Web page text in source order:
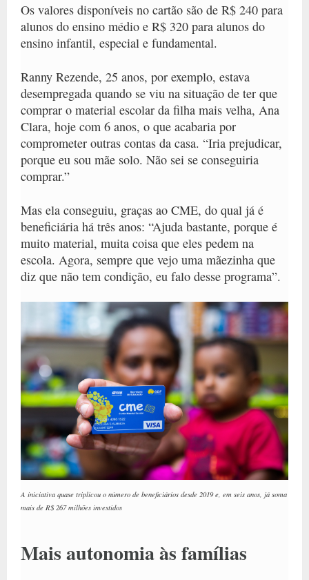
Os valores disponíveis no cartão são de R$ 240 para
alunos do ensino médio e R$ 320 para alunos do
ensino infantil, especial e fundamental.
Ranny Rezende, 25 anos, por exemplo, estava
desempregada quando se viu na situação de ter que
comprar o material escolar da filha mais velha, Ana
Clara, hoje com 6 anos, o que acabaria por
comprometer outras contas da casa. “Iria prejudicar,
porque eu sou mãe solo. Não sei se conseguiria
comprar.”
Mas ela conseguiu, graças ao CME, do qual já é
beneficiária há três anos: “Ajuda bastante, porque é
muito material, muita coisa que eles pedem na
escola. Agora, sempre que vejo uma mãezinha que
diz que não tem condição, eu falo desse programa”.
A iniciativa quase triplicou o número de beneficiários desde 2019 e, em seis anos, já soma
mais de R$ 267 milhões investidos
Mais autonomia às famílias